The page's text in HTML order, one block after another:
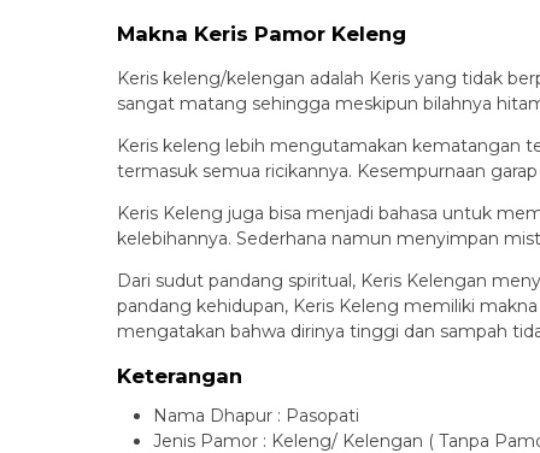
Makna Keris Pamor Keleng
Keris keleng/kelengan adalah Keris yang tidak
sangat matang sehingga meskipun bilahnya
Keris keleng lebih mengutamakan kematangan
termasuk semua ricikannya. Kesempurnaan
Keris Keleng juga bisa menjadi bahasa untuk
kelebihannya. Sederhana namun menyimpan
Dari sudut pandang spiritual, Keris Kelengan
pandang kehidupan, Keris Keleng memiliki
mengatakan bahwa dirinya tinggi dan sampah
Keterangan
Nama Dhapur : Pasopati
Jenis Pamor : Keleng/ Kelengan ( Tanpa